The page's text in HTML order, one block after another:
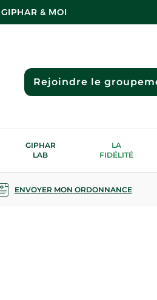
& MOI
Rejoindre le
GIPHAR
LAB
LA
FIDÉLITÉ
ENVOYER MON ORDONNANCE